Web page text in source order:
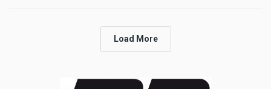
Load More